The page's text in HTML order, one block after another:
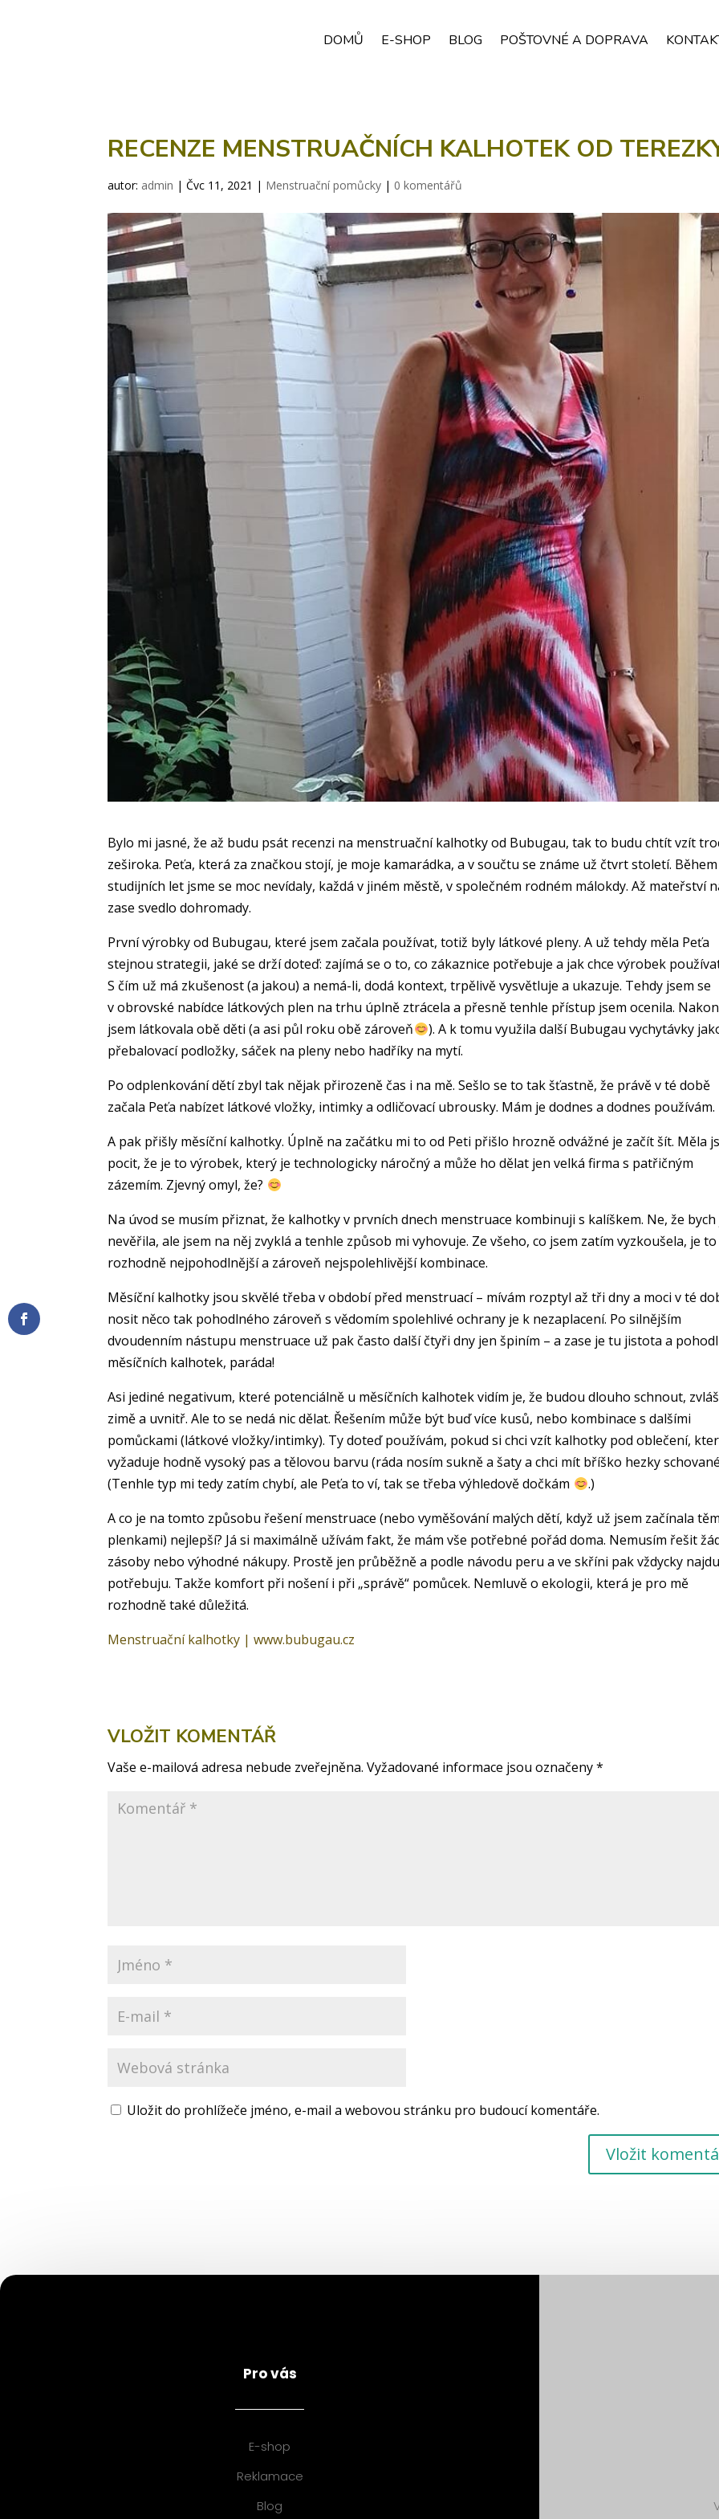
DOMŮ E-SHOP BLOG POŠTOVNÉ A DOPRAVA
RECENZE MENSTRUAČNÍCH KALHOTEK OD
autor: admin |Čvc 11, 2021 | Menstruační pomůcky | 0 komentářů
Bylo mi jasné, že až budu psát recenzi na menstruační kalhotky od Bubugau, tak to budu chtít vzít
zeširoka. Peťa, která za značkou stojí, je moje kamarádka, a v součtu se známe už čtvrt století. Během
studijních let jsme se moc nevídaly, každá v jiném městě, v společném rodném málokdy. Až mateřství
zase svedlo dohromady.
První výrobky od Bubugau, které jsem začala používat, totiž byly látkové pleny. A už tehdy měla Peťa
stejnou strategii, jaké se drží doteď: zajímá se o to, co zákaznice potřebuje a jak chce výrobek
S čím už má zkušenost (a jakou) a nemá-li, dodá kontext, trpělivě vysvětluje a ukazuje. Tehdy jsem se
v obrovské nabídce látkových plen na trhu úplně ztrácela a přesně tenhle přístup jsem ocenila.
jsem látkovala obě děti (a asi půl roku obě zároveň
). A k tomu využila další Bubugau vychytávky
přebalovací podložky, sáček na pleny nebo hadříky na mytí.
Po odplenkování dětí zbyl tak nějak přirozeně čas i na mě. Sešlo se to tak šťastně, že právě v té době
začala Peťa nabízet látkové vložky, intimky a odličovací ubrousky. Mám je dodnes a dodnes používám.
A pak přišly měsíční kalhotky. Úplně na začátku mi to od Peti přišlo hrozně odvážné je začít šít. Měla
pocit, že je to výrobek, který je technologicky náročný a může ho dělat jen velká firma s patřičným
zázemím. Zjevný omyl, že?
Na úvod se musím přiznat, že kalhotky v prvních dnech menstruace kombinuji s kalíškem. Ne, že bych
nevěřila, ale jsem na něj zvyklá a tenhle způsob mi vyhovuje. Ze všeho, co jsem zatím vyzkoušela, je to
rozhodně nejpohodlnější a zároveň nejspolehlivější kombinace.
Měsíční kalhotky jsou skvělé třeba v období před menstruací – mívám rozptyl až tři dny a moci v té
nosit něco tak pohodlného zároveň s vědomím spolehlivé ochrany je k nezaplacení. Po silnějším
dvoudenním nástupu menstruace už pak často další čtyři dny jen špiním – a zase je tu jistota a
měsíčních kalhotek, paráda!
Asi jediné negativum, které potenciálně u měsíčních kalhotek vidím je, že budou dlouho schnout,
zimě a uvnitř. Ale to se nedá nic dělat. Řešením může být buď více kusů, nebo kombinace s dalšími
pomůckami (látkové vložky/intimky). Ty doteď používám, pokud si chci vzít kalhotky pod oblečení,
vyžaduje hodně vysoký pas a tělovou barvu (ráda nosím sukně a šaty a chci mít bříško hezky
(Tenhle typ mi tedy zatím chybí, ale Peťa to ví, tak se třeba výhledově dočkám
.)
A co je na tomto způsobu řešení menstruace (nebo vyměšování malých dětí, když už jsem začínala
plenkami) nejlepší? Já si maximálně užívám fakt, že mám vše potřebné pořád doma. Nemusím řešit
zásoby nebo výhodné nákupy. Prostě jen průběžně a podle návodu peru a ve skříni pak vždycky
potřebuju. Takže komfort při nošení i při „správě“ pomůcek. Nemluvě o ekologii, která je pro mě
rozhodně také důležitá.
Menstruační kalhotky | www.bubugau.cz
VLOŽIT KOMENTÁŘ
Vaše e-mailová adresa nebude zveřejněna. Vyžadované informace jsou označeny*
Uložit do prohlížeče jméno, e-mail a webovou stránku pro budoucí komentáře.
Pro vás
E-shop
Reklamace
Blog